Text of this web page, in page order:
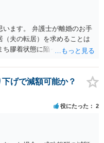
います。 弁護士が離婚のお手
夫の転居）を求めることは
膠着状態に陥ってしまうの
まが転居する形で離婚協議等
圧倒的多数です。
げで減額可能か？
役にたった 2